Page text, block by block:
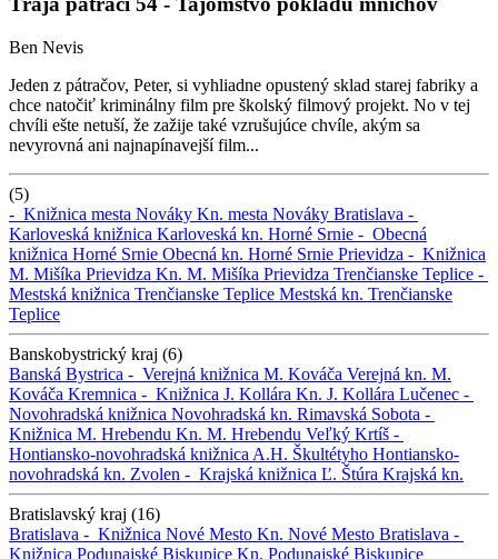
Ben Nevis
Jeden z pátračov, Peter, si vyhliadne opustený sklad starej fabriky a
chce natočiť kriminálny film pre školský filmový projekt. No v tej
chvíli ešte netuší, že zažije také vzrušujúce chvíle, akým sa
nevyrovná ani najnapínavejší film...
(5)
- Knižnica mesta Nováky Kn. mesta Nováky Bratislava -
Karloveská knižnica Karloveská kn. Horné Srnie - Obecná
knižnica Horné Srnie Obecná kn. Horné Srnie Prievidza - Knižnica
M. Mišíka Prievidza Kn. M. Mišíka Prievidza Trenčianske Teplice -
Mestská knižnica Trenčianske Teplice Mestská kn. Trenčianske
Teplice
Banskobystrický kraj (6)
Banská Bystrica - Verejná knižnica M. Kováča Verejná kn. M.
Kováča Kremnica - Knižnica J. Kollára Kn. J. Kollára Lučenec -
Novohradská knižnica Novohradská kn. Rimavská Sobota -
Knižnica M. Hrebendu Kn. M. Hrebendu Veľký Krtíš -
Hontiansko-novohradská knižnica A.H. Škultétyho Hontiansko-
novohradská kn. Zvolen - Krajská knižnica Ľ. Štúra Krajská kn.
Bratislavský kraj (16)
Bratislava - Knižnica Nové Mesto Kn. Nové Mesto Bratislava -
Knižnica Podunajské Biskupice Kn. Podunajské Biskupice